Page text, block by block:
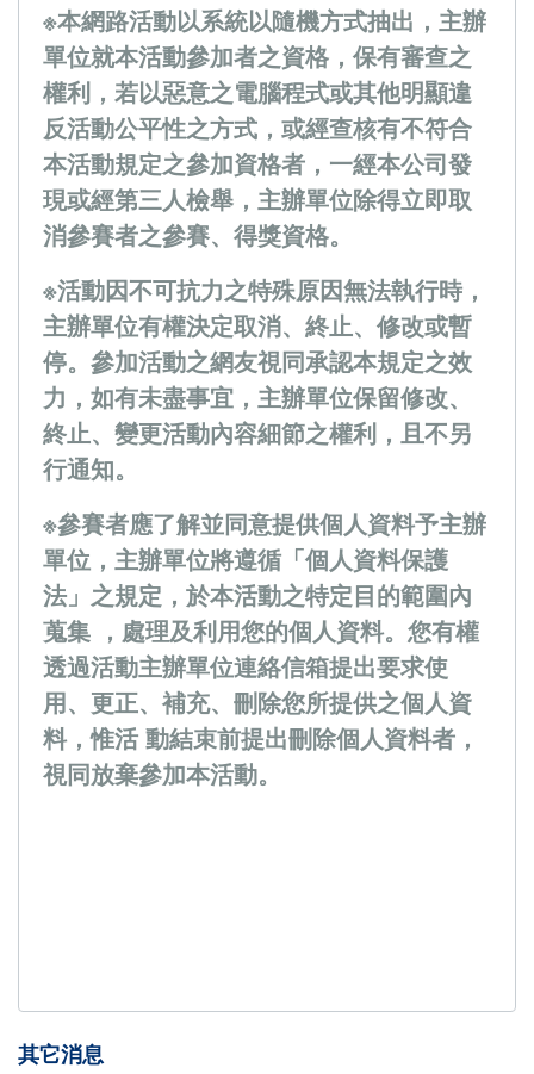
※本網路活動以系統以隨機方式抽出，主辦
單位就本活動參加者之資格，保有審查之
權利，若以惡意之電腦程式或其他明顯違
反活動公平性之方式，或經查核有不符合
本活動規定之參加資格者，一經本公司發
現或經第三人檢舉，主辦單位除得立即取
消參賽者之參賽、得獎資格。
※活動因不可抗力之特殊原因無法執行時，
主辦單位有權決定取消、終止、修改或暫
停。參加活動之網友視同承認本規定之效
力，如有未盡事宜，主辦單位保留修改、
終止、變更活動內容細節之權利，且不另
行通知。
※參賽者應了解並同意提供個人資料予主辦
單位，主辦單位將遵循「個人資料保護
法」之規定，於本活動之特定目的範圍內
蒐集 ，處理及利用您的個人資料。您有權
透過活動主辦單位連絡信箱提出要求使
用、更正、補充、刪除您所提供之個人資
料，惟活 動結束前提出刪除個人資料者，
視同放棄參加本活動。
其它消息